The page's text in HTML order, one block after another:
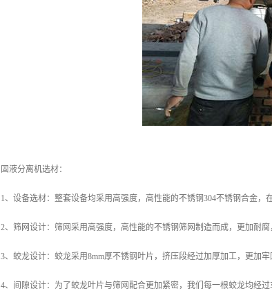
固液分离机选材：
1、设备选材：整套设备均采用高强度，高性能的不锈钢304不锈钢合金
2、筛网设计：筛网采用高强度，高性能的不锈钢筛网制造而成，更加耐
3、蛟龙设计：蛟龙采用8mm厚不锈钢叶片，挤压段经过加厚加工，更加牢
4、间隙设计：为了蛟龙叶片与筛网配合更加紧密，我们每一根蛟龙均经过